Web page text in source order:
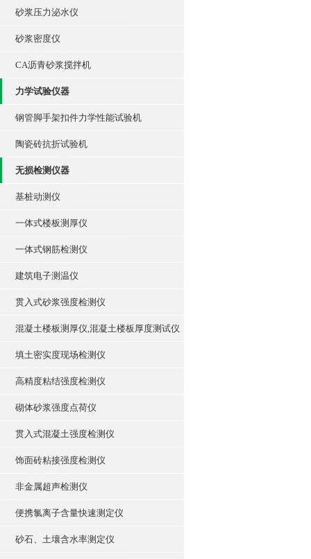
砂浆压力泌水仪
砂浆密度仪
CA沥青砂浆搅拌机
力学试验仪器
钢管脚手架扣件力学性能试验机
陶瓷砖抗折试验机
无损检测仪器
基桩动测仪
一体式楼板测厚仪
一体式钢筋检测仪
建筑电子测温仪
贯入式砂浆强度检测仪
混凝土楼板测厚仪,混凝土楼板厚度测试仪
填土密实度现场检测仪
高精度粘结强度检测仪
砌体砂浆强度点荷仪
贯入式混凝土强度检测仪
饰面砖粘接强度检测仪
非金属超声检测仪
便携氯离子含量快速测定仪
砂石、土壤含水率测定仪